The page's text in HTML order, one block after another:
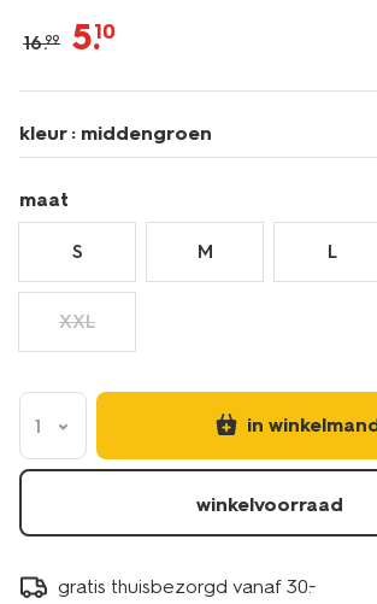
shirt-
middengroen-
2100120MIDGREEN.html
16.99 5.10
kleur : middengroen
maat
S M L
XXL
1 in
winkelvoorraad
gratis thuisbezorgd vanaf 30.-